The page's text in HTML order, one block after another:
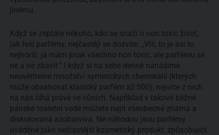
jinému.
Když se zeptáte někoho, kdo se snaží o non toxic život,
jak řeší parfémy, nejčastěji se dozvíte: „Víš, to je asi to
nejhorší, já mám jinak všechno non toxic, ale parfému se
ne a ne zbavit.“ I když si na sebe denně nanášíme
neuvěřitelné množství syntetických chemikálií (kterých
může obsahovat klasický parfém až 500), nejvíce z nich
na nás číhá právě ve vůních. Například v takové běžné
pánské toaletní vodě můžete najít všeobecně známá a
diskutovaná azobarviva. Ne náhodou jsou parfémy
uváděné jako nejčastější kosmetický produkt, způsobující